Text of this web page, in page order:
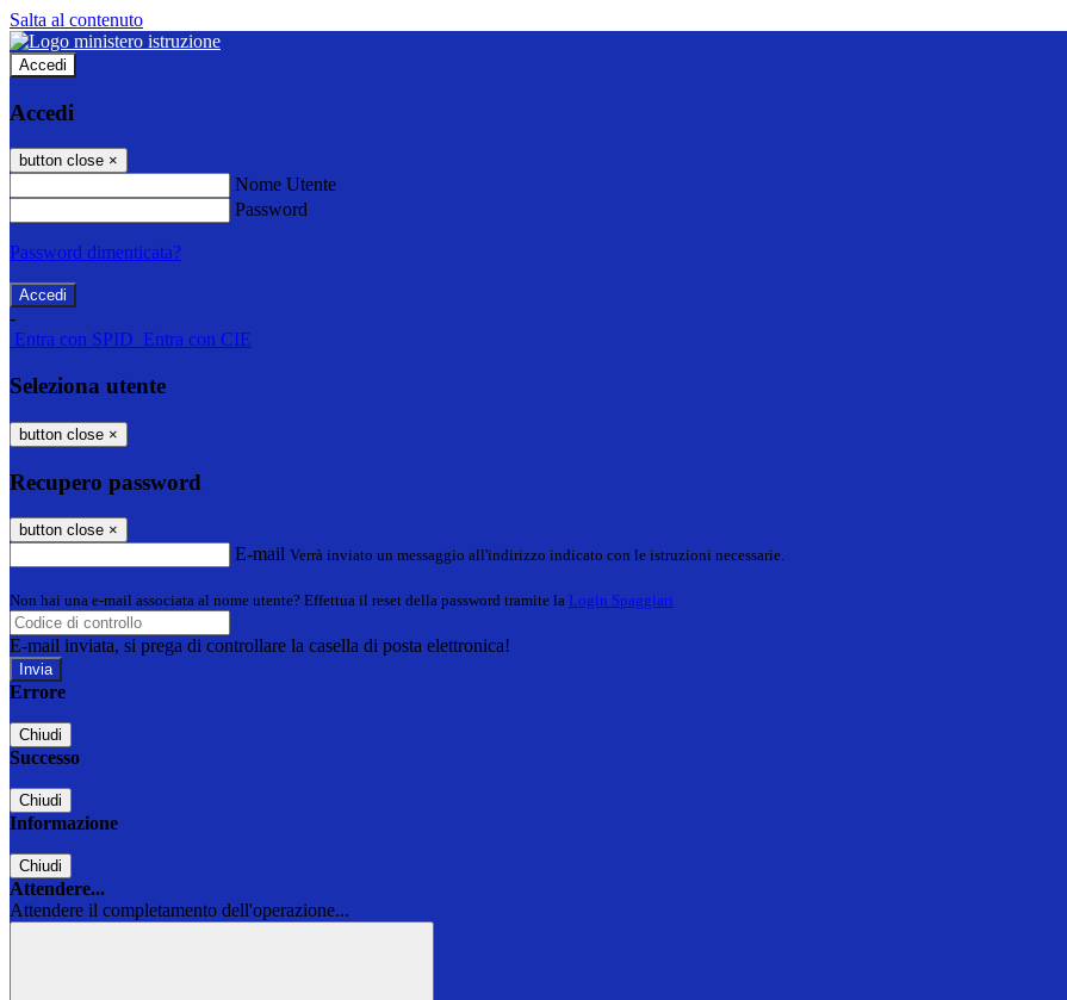
Salta al contenuto
Accedi
Accedi
button close ×
Nome Utente
Password
Password dimenticata?
-
Entra con SPID Entra con CIE
Seleziona utente
button close ×
Recupero password
button close ×
E-mail Verrà inviato un messaggio all'indirizzo indicato con le istruzioni necessarie.
Non hai una e-mail associata al nome utente? Effettua il reset della password tramite la Login Spaggiari
E-mail inviata, si prega di controllare la casella di posta elettronica!
Errore
Chiudi
Successo
Chiudi
Informazione
Chiudi
Attendere...
Attendere il completamento dell'operazione...